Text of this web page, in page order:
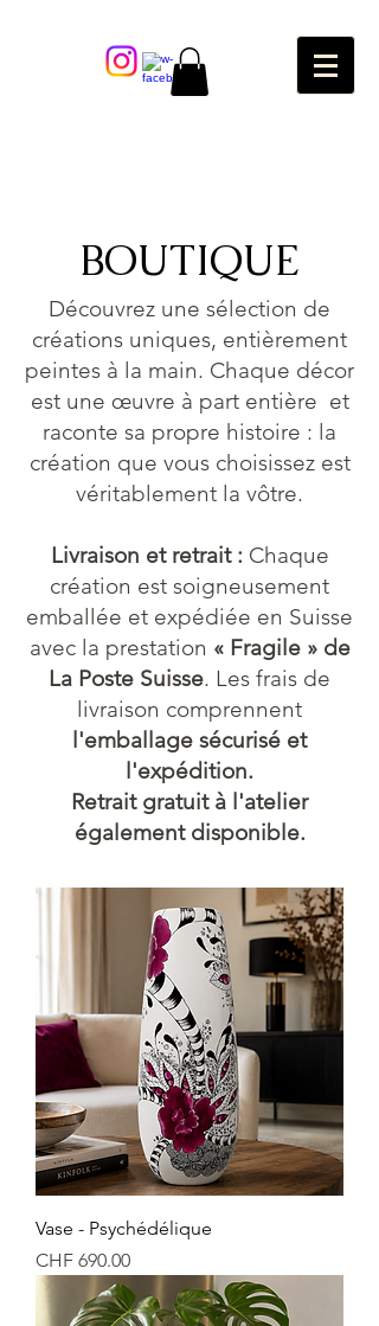
BOUTIQUE
Découvrez une sélection de
créations uniques, entièrement
peintes à la main. Chaque décor
est une œuvre à part entière et
raconte sa propre histoire : la
création que vous choisissez est
véritablement la vôtre.
Livraison et retrait : Chaque
création est soigneusement
emballée et expédiée en Suisse
avec la prestation « Fragile » de
La Poste Suisse. Les frais de
livraison comprennent
l'emballage sécurisé et
l'expédition.
Retrait gratuit à l'atelier
également disponible.
Vase - Psychédélique
Price
CHF 690.00